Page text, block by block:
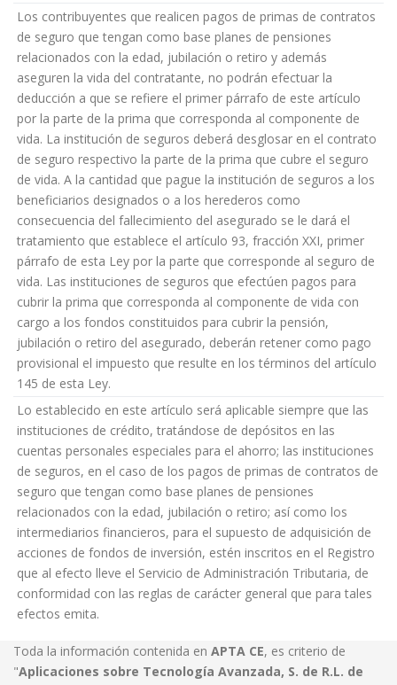
Los contribuyentes que realicen pagos de primas de contratos
de seguro que tengan como base planes de pensiones
relacionados con la edad, jubilación o retiro y además
aseguren la vida del contratante, no podrán efectuar la
deducción a que se refiere el primer párrafo de este artículo
por la parte de la prima que corresponda al componente de
vida. La institución de seguros deberá desglosar en el contrato
de seguro respectivo la parte de la prima que cubre el seguro
de vida. A la cantidad que pague la institución de seguros a los
beneficiarios designados o a los herederos como
consecuencia del fallecimiento del asegurado se le dará el
tratamiento que establece el artículo 93, fracción XXI, primer
párrafo de esta Ley por la parte que corresponde al seguro de
vida. Las instituciones de seguros que efectúen pagos para
cubrir la prima que corresponda al componente de vida con
cargo a los fondos constituidos para cubrir la pensión,
jubilación o retiro del asegurado, deberán retener como pago
provisional el impuesto que resulte en los términos del artículo
145 de esta Ley.
Lo establecido en este artículo será aplicable siempre que las
instituciones de crédito, tratándose de depósitos en las
cuentas personales especiales para el ahorro; las instituciones
de seguros, en el caso de los pagos de primas de contratos de
seguro que tengan como base planes de pensiones
relacionados con la edad, jubilación o retiro; así como los
intermediarios financieros, para el supuesto de adquisición de
acciones de fondos de inversión, estén inscritos en el Registro
que al efecto lleve el Servicio de Administración Tributaria, de
conformidad con las reglas de carácter general que para tales
efectos emita.
Toda la información contenida en APTA CE, es criterio de
"Aplicaciones sobre Tecnología Avanzada, S. de R.L. de